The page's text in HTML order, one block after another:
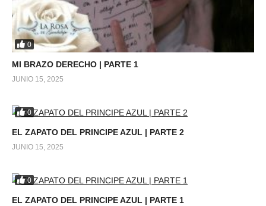
0
MI BRAZO DERECHO | PARTE 1
JUNIO 15, 2025
0
EL ZAPATO DEL PRINCIPE AZUL | PARTE 2
JUNIO 15, 2025
0
EL ZAPATO DEL PRINCIPE AZUL | PARTE 1